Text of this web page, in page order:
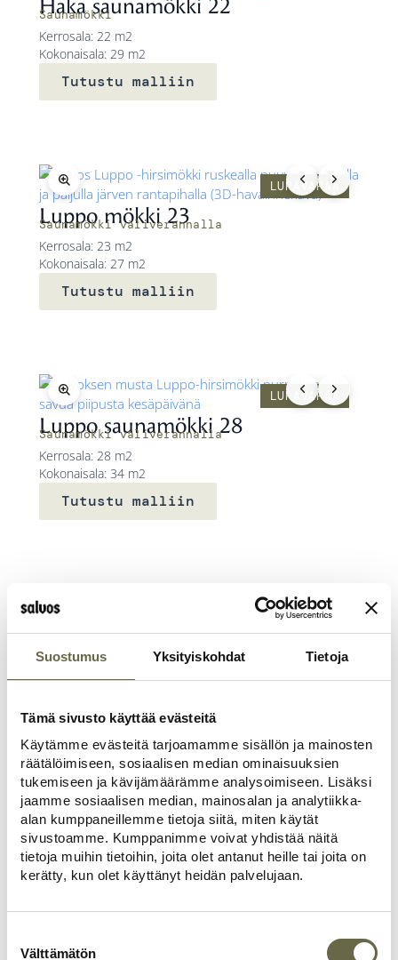
Suostumus Yksityiskohdat Tietoja
Tämä sivusto käyttää evästeitä
Käytämme evästeitä tarjoamamme sisällön ja mainosten
räätälöimiseen, sosiaalisen median ominaisuuksien
tukemiseen ja kävijämäärämme analysoimiseen. Lisäksi
jaamme sosiaalisen median, mainosalan ja analytiikka-
alan kumppaneillemme tietoja siitä, miten käytät
sivustoamme. Kumppanimme voivat yhdistää näitä
tietoja muihin tietoihin, joita olet antanut heille tai joita on
kerätty, kun olet käyttänyt heidän palvelujaan.
valinta
Välttämätön
Haka saunamökki 22
Saunamökki
Kerrosala: 22 m2
Kokonaisala: 29 m2
Tutustu malliin
LUPAVAPAA
Luppo mökki 23
Saunamökki väliverannalla
Kerrosala: 23 m2
Kokonaisala: 27 m2
Tutustu malliin
LUPAVAPAA
Luppo saunamökki 28
Saunamökki väliverannalla
Kerrosala: 28 m2
Kokonaisala: 34 m2
Tutustu malliin
LUPAVAPAA
Vuolu mökki 29
1h + tpk + kph
Kerrosala: 29 m2
Tutustu malliin
LUPAVAPAA
Veisto mökki 29B
Tupakeittiö + kph + mh
Kokonaisala: 29 m2